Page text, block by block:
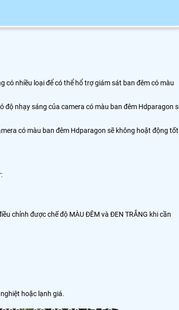
nhiều loại để có thể hổ trợ giám sát ban đêm có màu
nhạy sáng của camera có màu ban đêm Hdparagon
có màu ban đêm Hdparagon sẽ không hoặt động
chỉnh được chế độ MÀU ĐÊM và ĐEN TRẮNG khi cần
hoặc lạnh giá.